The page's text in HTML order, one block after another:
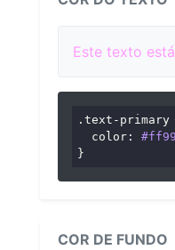
Este texto
.text-primary
color :
}
COR DE FUNDO